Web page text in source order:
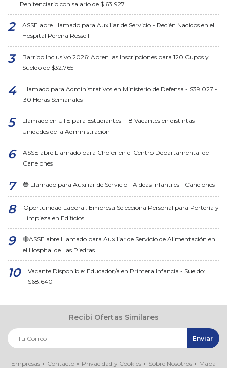
Penitenciario con salario de $ 63.927
ASSE abre Llamado para Auxiliar de Servicio - Recién Nacidos en el
Hospital Pereira Rossell
Barrido Inclusivo 2026: Abren las Inscripciones para 120 Cupos y
Sueldo de $32.765
Llamado para Administrativos en Ministerio de Defensa - $39.027 -
30 Horas Semanales
Llamado en UTE para Estudiantes - 18 Vacantes en distintas
Unidades de la Administración
ASSE abre Llamado para Chofer en el Centro Departamental de
Canelones
🔵 Llamado para Auxiliar de Servicio - Aldeas Infantiles - Canelones
Oportunidad Laboral: Empresa Selecciona Personal para Portería y
Limpieza en Edificios
🔴ASSE abre Llamado para Auxiliar de Servicio de Alimentación en
el Hospital de Las Piedras
Vacante Disponible: Educador/a en Primera Infancia - Sueldo:
$68.640
Recibi Ofertas Similares
Empresas Contacto Privacidad y Cookies Sobre Nosotros Mapa